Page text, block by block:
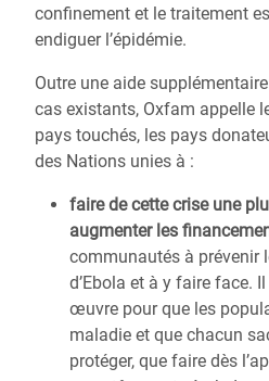
confinement et le traitement
endiguer l’épidémie.
Outre une aide
cas existants, Oxfam appelle
pays touchés, les pays
des Nations unies à :
faire de cette crise une
augmenter les
communautés à prévenir
d’Ebola et à y faire face.
œuvre pour que les
maladie et que chacun
protéger, que faire dès